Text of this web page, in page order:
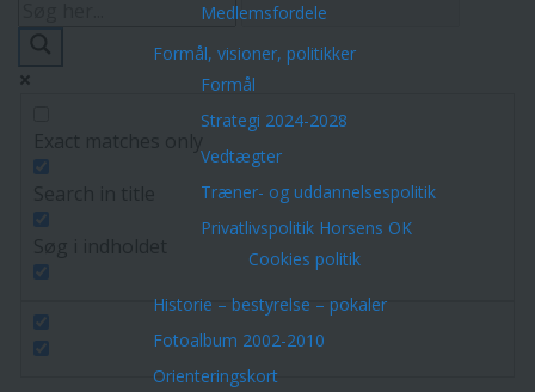
Medlemsfordele
Formål, visioner, politikker
Formål
Strategi 2024-2028
Vedtægter
Træner- og uddannelsespolitik
Privatlivspolitik Horsens OK
Cookies politik
Historie – bestyrelse – pokaler
Fotoalbum 2002-2010
Orienteringskort